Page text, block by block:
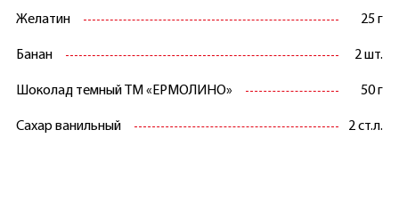
Желатин 25 г
Банан 2 шт.
Шоколад темный ТМ «ЕРМОЛИНО» 50 г
Сахар ванильный 2 ст.л.